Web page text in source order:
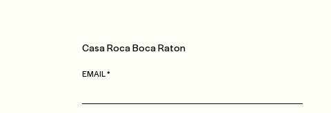
CasaRocaBoca Raton
EMAIL